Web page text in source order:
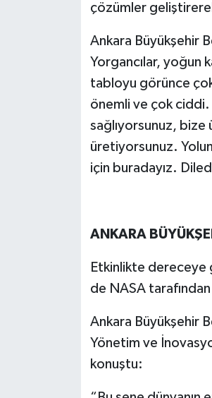
çözümler
Ankara Büyükşehir
Yorgancılar, yoğun
tabloyu görünce
önemli ve çok ciddi.
sağlıyorsunuz,
üretiyorsunuz.
için buradayız.
ANKARA
Etkinlikte dereceye
de NASA
Ankara Büyükşehir
Yönetim ve
konuştu: